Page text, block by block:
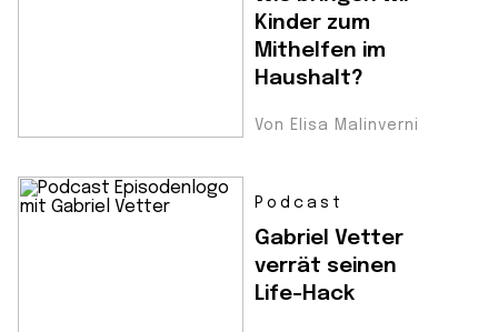
Kinder zum
Mithelfen im
Haushalt?
Von Elisa Malinverni
Podcast
Gabriel Vetter
verrät seinen
Life-Hack